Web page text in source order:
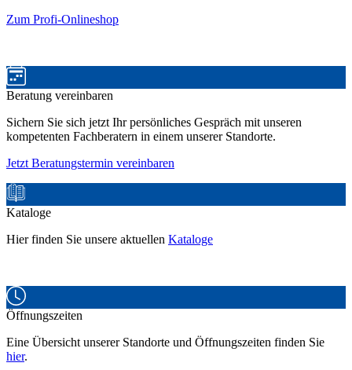
Zum Profi-Onlineshop
Beratung vereinbaren
Sichern Sie sich jetzt Ihr persönliches Gespräch mit unseren
kompetenten Fachberatern in einem unserer Standorte.
Jetzt Beratungstermin vereinbaren
Kataloge
Hier finden Sie unsere aktuellen Kataloge
Öffnungszeiten
Eine Übersicht unserer Standorte und Öffnungszeiten finden Sie
hier.